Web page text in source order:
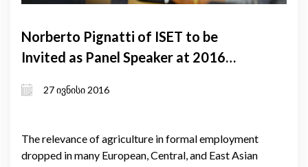
Norberto Pignatti of ISET to be
Invited as Panel Speaker at 2016
27 ივნისი 2016
The relevance of agriculture in formal employment
dropped in many European, Central, and East Asian